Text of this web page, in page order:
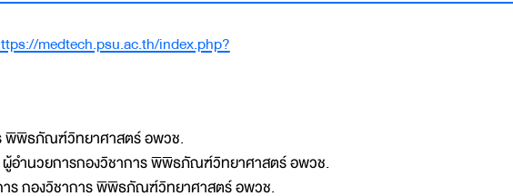
medtech.psu.ac.th/index.php?
พิพิธภัณฑ์วิทยาศาสตร์ อพวช.
ผู้อำนวยการกองวิชาการ พิพิธภัณฑ์วิทยาศาสตร์ อพวช.
ร กองวิชาการ พิพิธภัณฑ์วิทยาศาสตร์ อพวช.